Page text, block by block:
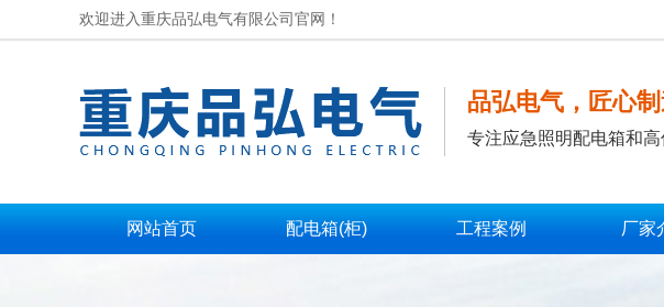
欢迎进入重庆品弘电气有限公司官网！
品弘电气，匠心
专注应急照明配电箱和
网站首页 配电箱(柜) 工程案例 厂家